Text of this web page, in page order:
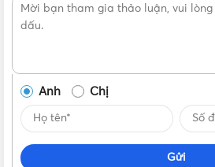
Anh Chị
Gửi